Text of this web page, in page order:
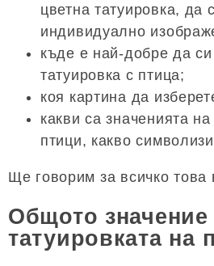
цветна татуировка, да
индивидуално
къде е най-добре да
татуировка с птица;
коя картина да
какви са значенията
птици, какво
Ще говорим за всичко това
Общото значение
татуировката на